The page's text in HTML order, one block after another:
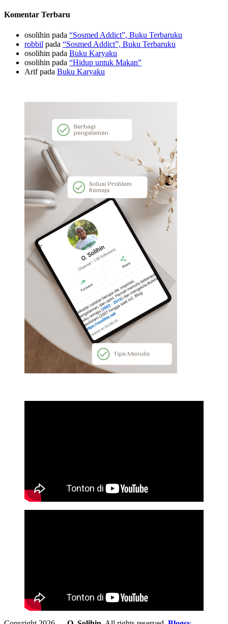
Komentar Terbaru
osolihin pada “Sosmed Addict”, Buku Terbaruku
robbil pada “Sosmed Addict”, Buku Terbaruku
osolihin pada Buku Karyaku
osolihin pada “Hidup untuk Makan”
Arifpada Buku Karyaku